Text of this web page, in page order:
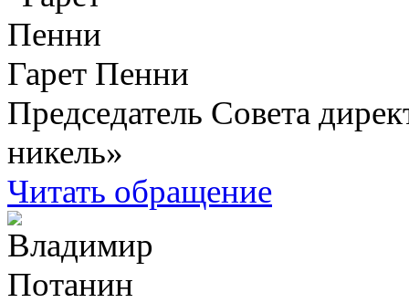
Гарет Пенни
Председатель Совета
никель»
Читать обращение